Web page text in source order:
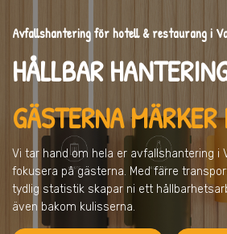
Avfallshantering för hotell & restaurang i
HÅLLBAR
GÄSTERNA
Vi tar hand om hela er avfallshantering i
fokusera på gästerna. Med färre
tydlig statistik skapar ni ett
även bakom kulisserna.